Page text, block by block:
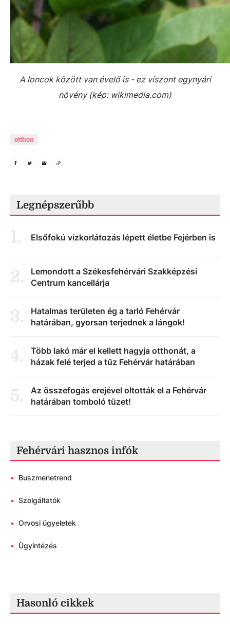
A loncok között van évelő is - ez viszont egynyári
növény (kép: wikimedia.com)
otthon
Legnépszerűbb
1. Elsőfokú vízkorlátozás lépett életbe Fejérben is
2.
Lemondott a Székesfehérvári Szakképzési
Centrum kancellárja
3.
Hatalmas területen ég a tarló Fehérvár
határában, gyorsan terjednek a lángok!
4.
Több lakó már el kellett hagyja otthonát, a
házak felé terjed a tűz Fehérvár határában
5.
Az összefogás erejével oltották el a Fehérvár
határában tomboló tüzet!
Fehérvári hasznos infók
• Buszmenetrend
• Szolgáltatók
• Orvosi ügyeletek
• Ügyintézés
Hasonló cikkek